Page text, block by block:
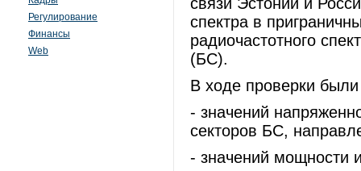
Регулирование
Финансы
Web
спектра в
радиочастотного
(БС).
В ходе проверки
- значений
секторов БС,
- значений мощности